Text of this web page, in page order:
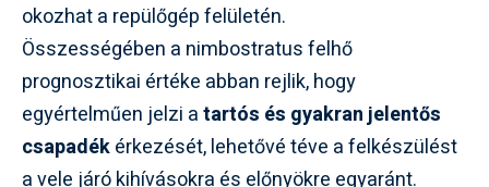
okozhat a repülőgép felületén.
Összességében a nimbostratus felhő
prognosztikai értéke abban rejlik, hogy
egyértelműen jelzi atartós és gyakran jelentős
csapadékérkezését, lehetővé téve a felkészülést
a vele járó kihívásokra és előnyökre egyaránt.